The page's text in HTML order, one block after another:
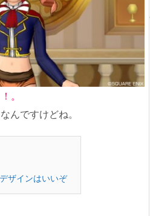
。
んですけどね。
ザインはいいぞ